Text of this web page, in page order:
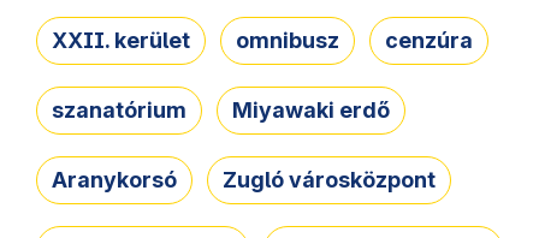
XXII. kerület omnibusz cenzúra
szanatórium Miyawaki erdő
Aranykorsó Zugló városközpont